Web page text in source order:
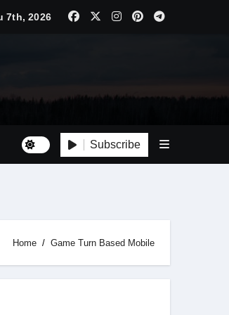
7th, 2026
Subscribe
Home Game Turn Based Mobile